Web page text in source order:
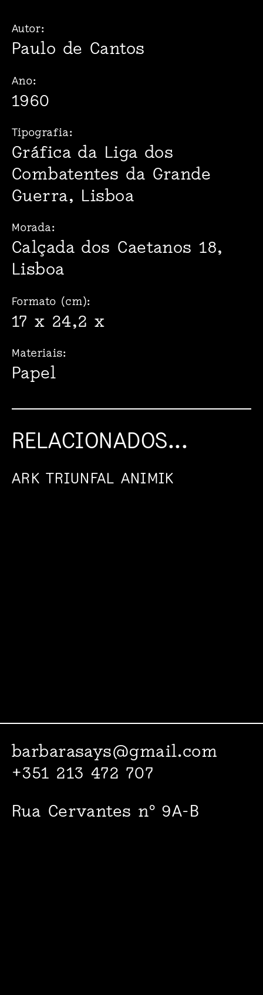
Autor:
Paulo de Cantos
Ano:
1960
Tipografia:
Gráfica da Liga dos
Combatentes da Grande
Guerra, Lisboa
Morada:
Calçada dos Caetanos 18,
Lisboa
Formato (cm):
17 x 24,2 x
Materiais:
Papel
RELACIONADOS...
ARK TRIUNFAL ANIMIK
barbarasays@gmail.com
+351 213 472 707
Rua Cervantes nº 9A-B